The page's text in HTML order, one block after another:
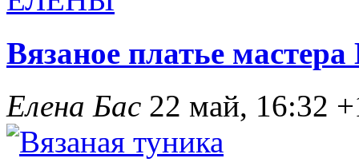
Вязаное платье
Елена Бас 22 май, 16:32